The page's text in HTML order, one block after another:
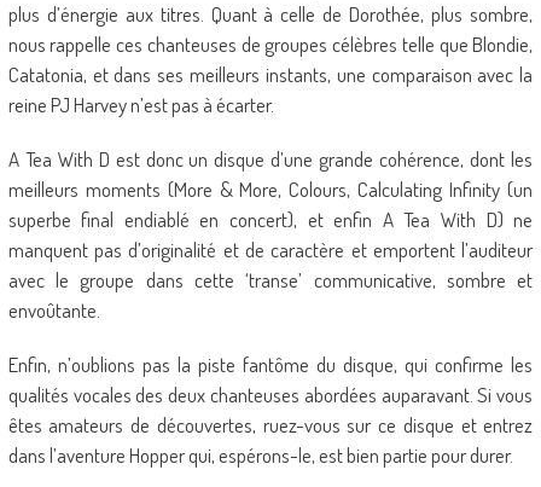
plus d’énergie aux titres. Quant à celle de Dorothée, plus sombre,
nous rappelle ces chanteuses de groupes célèbres telle que Blondie,
Catatonia, et dans ses meilleurs instants, une comparaison avec la
reine PJ Harvey n’est pas à écarter.
A Tea With D est donc un disque d’une grande cohérence, dont les
meilleurs moments (More & More, Colours, Calculating Infinity (un
superbe final endiablé en concert), et enfin A Tea With D) ne
manquent pas d’originalité et de caractère et emportent l’auditeur
avec le groupe dans cette ‘transe’ communicative, sombre et
envoûtante.
Enfin, n’oublions pas la piste fantôme du disque, qui confirme les
qualités vocales des deux chanteuses abordées auparavant. Si vous
êtes amateurs de découvertes, ruez-vous sur ce disque et entrez
dans l’aventure Hopper qui, espérons-le, est bien partie pour durer.